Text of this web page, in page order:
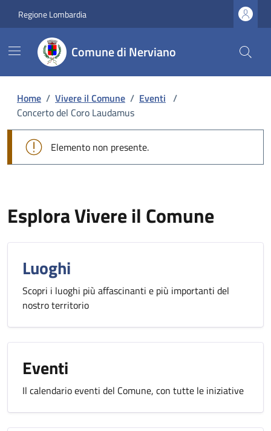
Regione Lombardia
Comune di Nerviano
Home / Vivere il Comune / Eventi /
Concerto del Coro Laudamus
Elemento non presente.
Esplora Vivere il Comune
Luoghi
Scopri i luoghi più affascinanti e più importanti del
nostro territorio
Eventi
Il calendario eventi del Comune, con tutte le iniziative